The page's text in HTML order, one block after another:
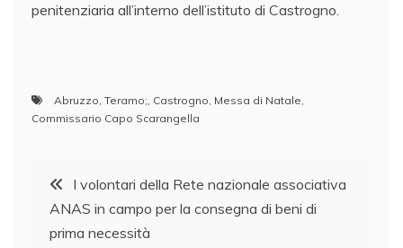
penitenziaria all’interno dell’istituto di Castrogno.
Abruzzo, Teramo;, Castrogno, Messa di Natale,
Commissario Capo Scarangella
Navigazione
articoli
I volontari della Rete nazionale associativa
ANAS in campo per la consegna di beni di
prima necessità